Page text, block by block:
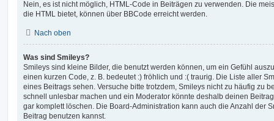
Nein, es ist nicht möglich, HTML-Code in Beiträgen zu verwenden. Die
die HTML bietet, können über BBCode erreicht werden.
Nach oben
Was sind Smileys?
Smileys sind kleine Bilder, die benutzt werden können, um ein Gefühl
einen kurzen Code, z. B. bedeutet :) fröhlich und :( traurig. Die Liste aller
eines Beitrags sehen. Versuche bitte trotzdem, Smileys nicht zu häufig zu
schnell unlesbar machen und ein Moderator könnte deshalb deinen
gar komplett löschen. Die Board-Administration kann auch die Anzahl der
Beitrag benutzen kannst.